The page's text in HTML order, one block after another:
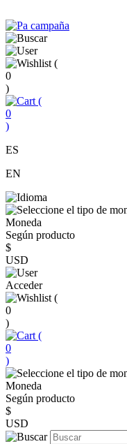
(
0
)
(
0
)
ES
EN
Moneda
Según producto
$
USD
Acceder
(
0
)
(
0
)
Moneda
Según producto
$
USD